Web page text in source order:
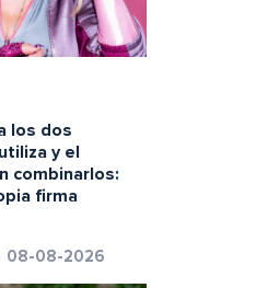
los dos
y el
combinarlos:
firma
08-08-2026